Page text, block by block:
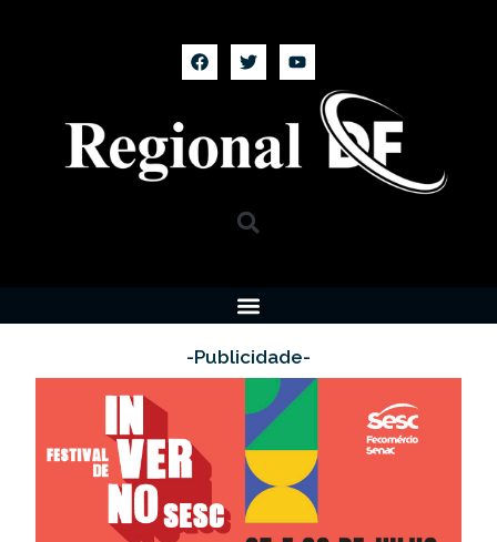
-Publicidade-